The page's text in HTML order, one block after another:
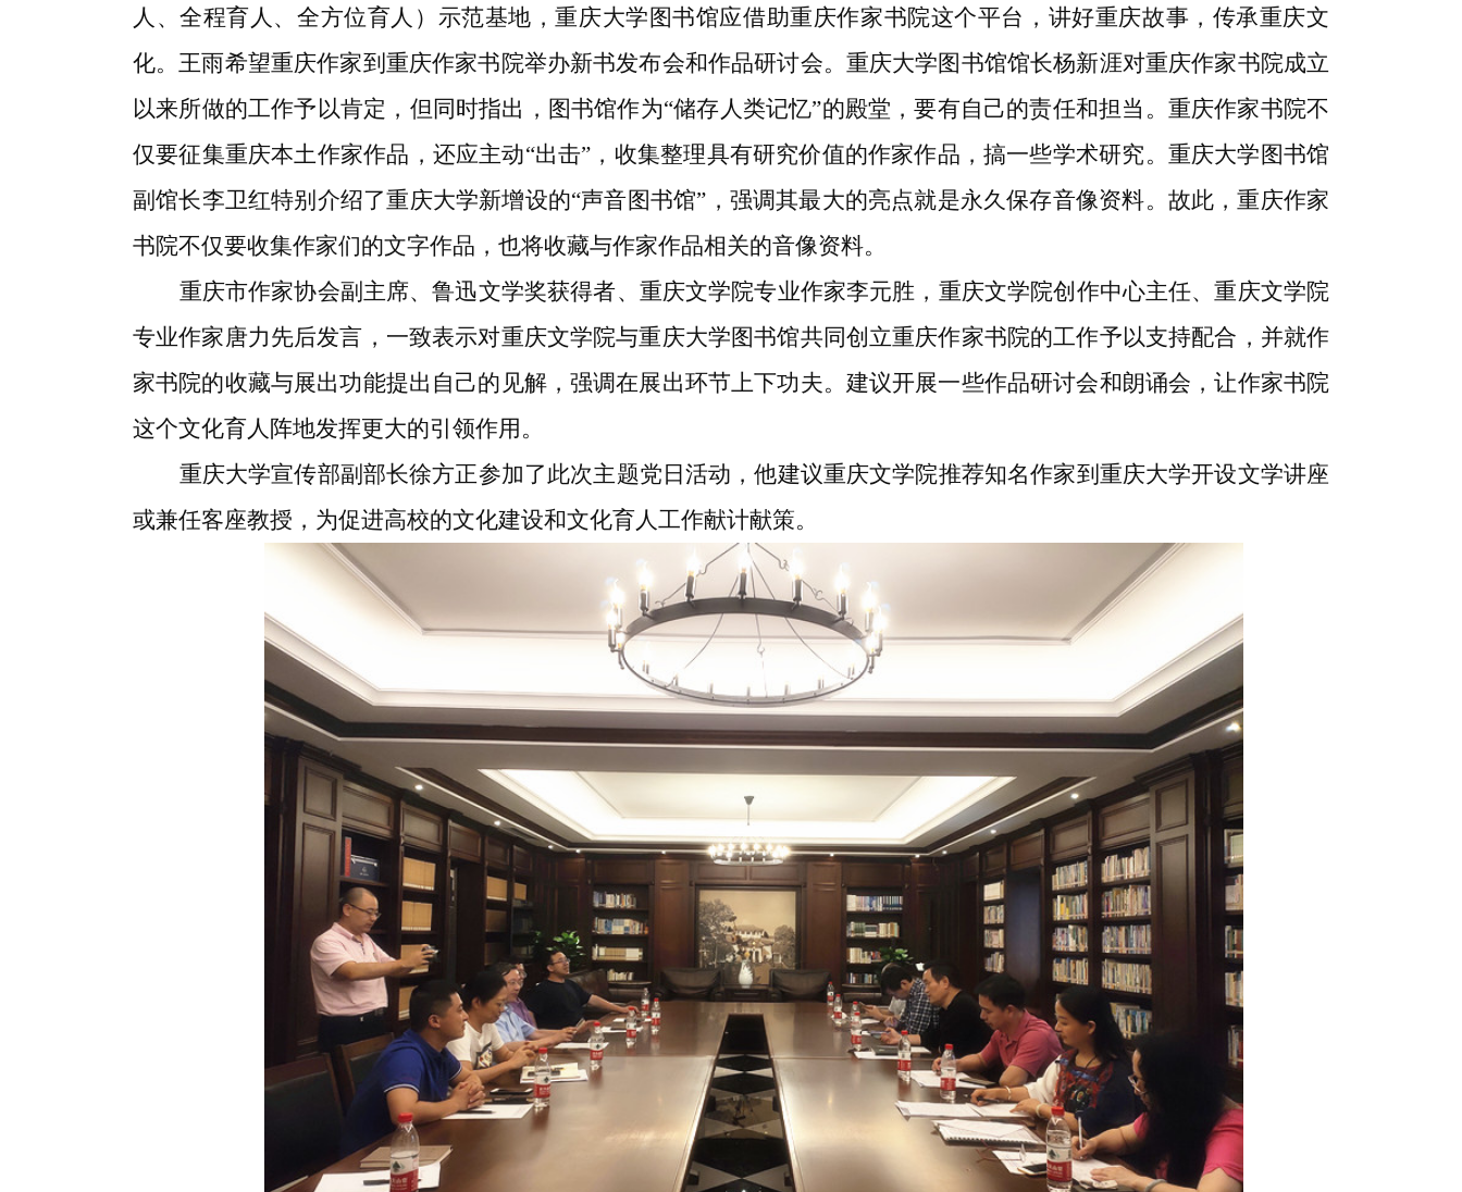
人、全程育人、全方位育人）示范基地，重庆大学图书馆应借助重庆作家书院这个平台，讲好重庆故事，传承重庆文
化。王雨希望重庆作家到重庆作家书院举办新书发布会和作品研讨会。重庆大学图书馆馆长杨新涯对重庆作家书院成立
以来所做的工作予以肯定，但同时指出，图书馆作为“储存人类记忆”的殿堂，要有自己的责任和担当。重庆作家书院不
仅要征集重庆本土作家作品，还应主动“出击”，收集整理具有研究价值的作家作品，搞一些学术研究。重庆大学图书馆
副馆长李卫红特别介绍了重庆大学新增设的“声音图书馆”，强调其最大的亮点就是永久保存音像资料。故此，重庆作家
书院不仅要收集作家们的文字作品，也将收藏与作家作品相关的音像资料。
重庆市作家协会副主席、鲁迅文学奖获得者、重庆文学院专业作家李元胜，重庆文学院创作中心主任、重庆文学院
专业作家唐力先后发言，一致表示对重庆文学院与重庆大学图书馆共同创立重庆作家书院的工作予以支持配合，并就作
家书院的收藏与展出功能提出自己的见解，强调在展出环节上下功夫。建议开展一些作品研讨会和朗诵会，让作家书院
这个文化育人阵地发挥更大的引领作用。
重庆大学宣传部副部长徐方正参加了此次主题党日活动，他建议重庆文学院推荐知名作家到重庆大学开设文学讲座
或兼任客座教授，为促进高校的文化建设和文化育人工作献计献策。